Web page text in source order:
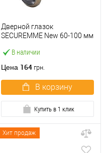
В наличии
Дверной глазок
SECUREMME New 60-100 мм
Цена 164 грн.
В корзину
Купить в 1 клик
Хит продаж